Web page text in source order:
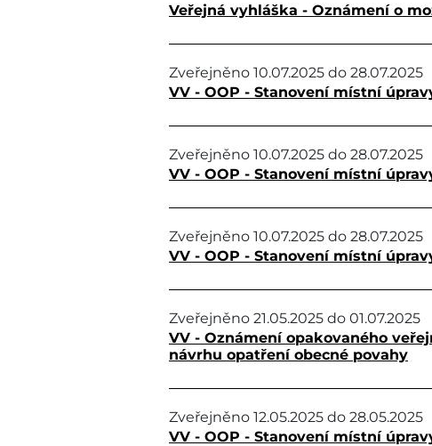
Veřejná vyhláška - Oznámení o
Zveřejněno 10.07.2025 do 28.07.2025
VV - OOP - Stanovení místní
Zveřejněno 10.07.2025 do 28.07.2025
VV - OOP - Stanovení místní
Zveřejněno 10.07.2025 do 28.07.2025
VV - OOP - Stanovení místní
Zveřejněno 21.05.2025 do 01.07.2025
VV - Oznámení opakovaného
návrhu opatření obecné povahy
Zveřejněno 12.05.2025 do 28.05.2025
VV - OOP - Stanovení místní